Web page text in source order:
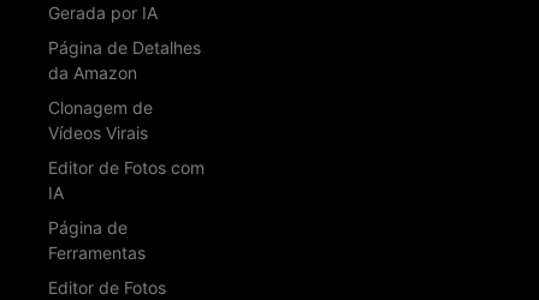
Gerada por IA
Página de Detalhes
da Amazon
Clonagem de
Vídeos Virais
Editor de Fotos com
IA
Página de
Ferramentas
Editor de Fotos